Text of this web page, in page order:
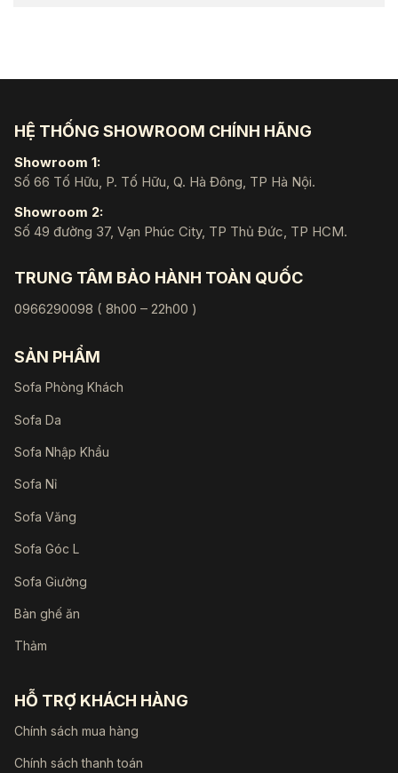
HỆ THỐNG SHOWROOM CHÍNH HÃNG
Showroom 1:
Số 66 Tố Hữu, P. Tố Hữu, Q. Hà Đông, TP Hà Nội.
Showroom 2:
Số 49 đường 37, Vạn Phúc City, TP Thủ Đức, TP HCM.
TRUNG TÂM BẢO HÀNH TOÀN QUỐC
0966290098 ( 8h00 – 22h00 )
SẢN PHẨM
Sofa Phòng Khách
Sofa Da
Sofa Nhập Khẩu
Sofa Nỉ
Sofa Văng
Sofa Góc L
Sofa Giường
Bàn ghế ăn
Thảm
HỖ TRỢ KHÁCH HÀNG
Chính sách mua hàng
Chính sách thanh toán